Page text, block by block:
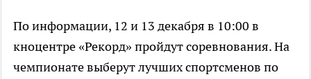
По информации, 12 и 13 декабря в 10:00 в
кноцентре «Рекорд» пройдут соревнования. На
чемпионате выберут лучших спортсменов по